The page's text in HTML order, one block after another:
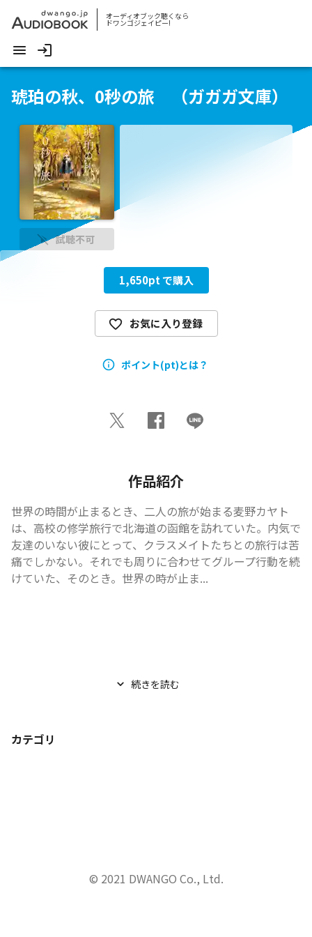
オーディオブック聴くなら
ドワンゴジェイピー!
琥珀の秋、0秒の旅 （ガガガ文庫）
試聴不可
1,650pt で購入
お気に入り登録
ポイント(pt)とは？
作品紹介
世界の時間が止まるとき、二人の旅が始まる麦野カヤト
は、高校の修学旅行で北海道の函館を訪れていた。内気で
友達のいない彼にとって、クラスメイトたちとの旅行は苦
痛でしかない。それでも周りに合わせてグループ行動を続
けていた、そのとき。世界の時が止ま...
続きを読む
カテゴリ
© 2021 DWANGO Co., Ltd.